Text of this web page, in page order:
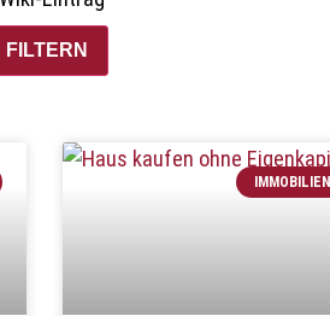
IMMOBILIEN